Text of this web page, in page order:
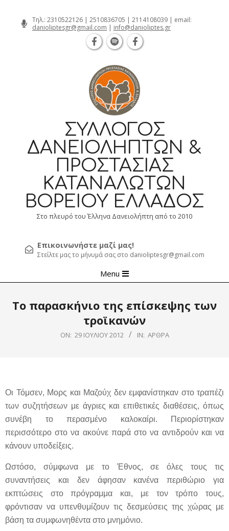
Τηλ.: 2310522126 | 2510836705 | 2114108039 | email:
danioliptesgr@gmail.com | info@danioliptes.gr
ΣΎΛΛΟΓΟΣ
ΔΑΝΕΙΟΛΗΠΤΏΝ &
ΠΡΟΣΤΑΣΊΑΣ
ΚΑΤΑΝΑΛΩΤΏΝ
ΒΟΡΕΊΟΥ ΕΛΛΆΔΟΣ
Στο πλευρό του Έλληνα Δανειολήπτη από το 2010
Επικοινωνήστε μαζί μας!
Στείλτε μας το μήνυμά σας στο danioliptesgr@gmail.com
Navigation
Menu
Το παρασκήνιο της επίσκεψης των
τροϊκανών
ON: 29 ΙΟΥΛΊΟΥ 2012 IN: ΆΡΘΡΑ
Οι Τόμσεν, Μορς και Μαζούχ δεν εμφανίστηκαν στο τραπέζι
των συζητήσεων με άγριες και επιθετικές διαθέσεις, όπως
συνέβη το περασμένο καλοκαίρι. Περιορίστηκαν
περισσότερο στο να ακούνε παρά στο να αντιδρούν και να
κάνουν υποδείξεις.
Ωστόσο, σύμφωνα με το Έθνος, σε όλες τους τις
συναντήσεις και δεν άφησαν κανένα περιθώριο για
εκπτώσεις στο πρόγραμμα και, με τον τρόπο τους,
φρόντισαν να υπενθυμίζουν τις δεσμεύσεις της χώρας με
βάση τα συμφωνηθέντα στο μνημόνιο.